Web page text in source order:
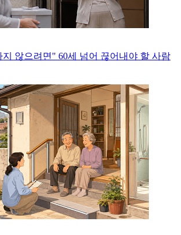
지 않으려면" 60세 넘어 끊어내야 할 사람